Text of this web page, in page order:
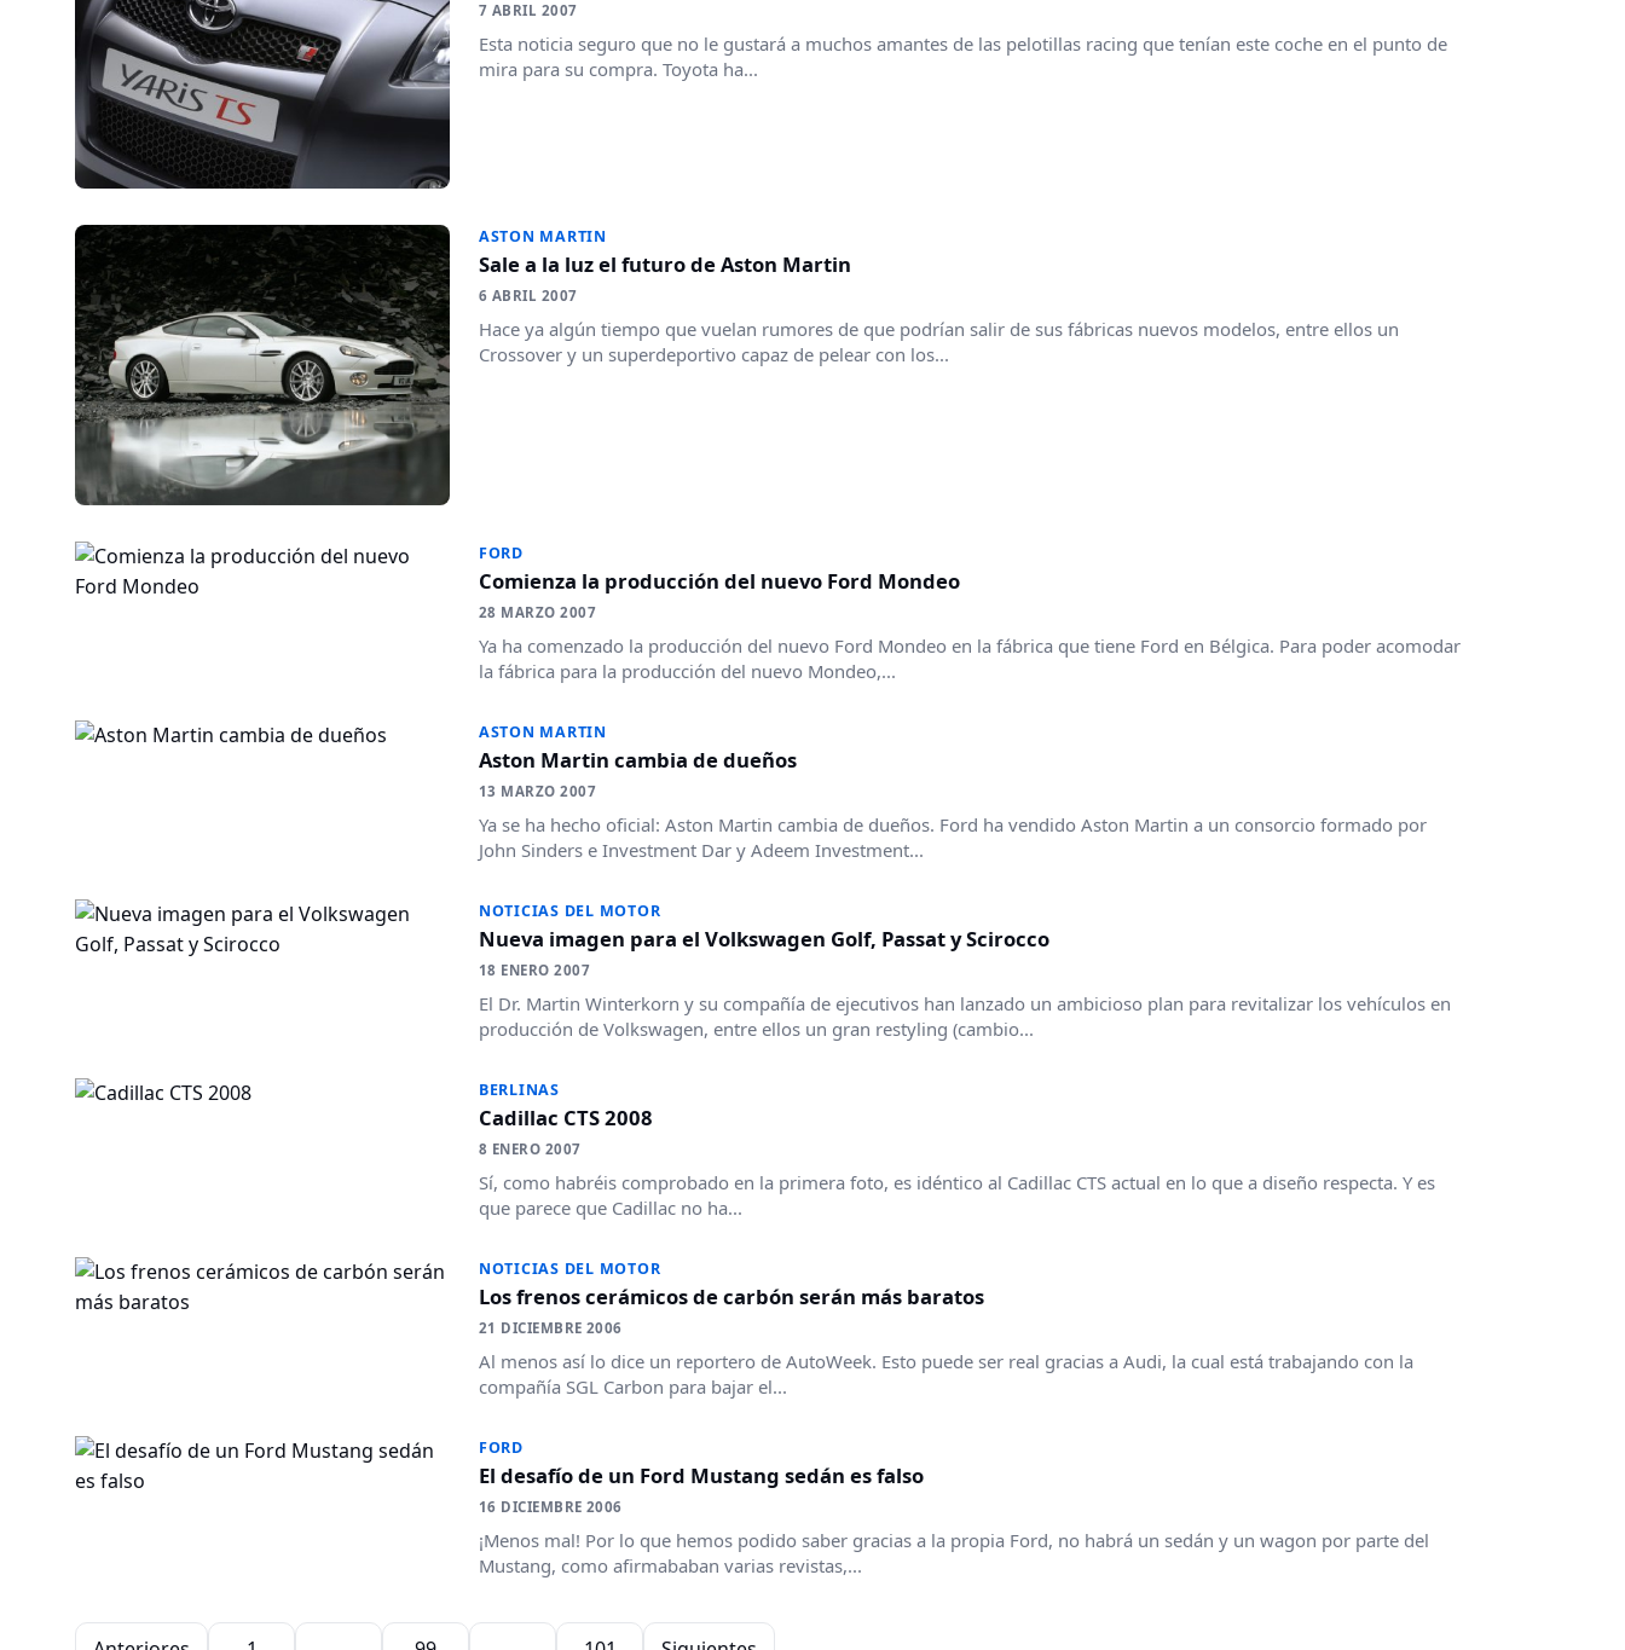
7 ABRIL 2007
Esta noticia seguro que no le gustará a muchos amantes de las pelotillas racing que tenían este coche en el punto de
mira para su compra. Toyota ha...
ASTON MARTIN
Sale a la luz el futuro de Aston Martin
6 ABRIL 2007
Hace ya algún tiempo que vuelan rumores de que podrían salir de sus fábricas nuevos modelos, entre ellos un
Crossover y un superdeportivo capaz de pelear con los...
FORD
Comienza la producción del nuevo Ford Mondeo
28 MARZO 2007
Ya ha comenzado la producción del nuevo Ford Mondeo en la fábrica que tiene Ford en Bélgica. Para poder acomodar
la fábrica para la producción del nuevo Mondeo,...
ASTON MARTIN
Aston Martin cambia de dueños
13 MARZO 2007
Ya se ha hecho oficial: Aston Martin cambia de dueños. Ford ha vendido Aston Martin a un consorcio formado por
John Sinders e Investment Dar y Adeem Investment...
NOTICIAS DEL MOTOR
Nueva imagen para el Volkswagen Golf, Passat y Scirocco
18 ENERO 2007
El Dr. Martin Winterkorn y su compañía de ejecutivos han lanzado un ambicioso plan para revitalizar los vehículos en
producción de Volkswagen, entre ellos un gran restyling (cambio...
BERLINAS
Cadillac CTS 2008
8 ENERO 2007
Sí, como habréis comprobado en la primera foto, es idéntico al Cadillac CTS actual en lo que a diseño respecta. Y es
que parece que Cadillac no ha...
NOTICIAS DEL MOTOR
Los frenos cerámicos de carbón serán más baratos
21 DICIEMBRE 2006
Al menos así lo dice un reportero de AutoWeek. Esto puede ser real gracias a Audi, la cual está trabajando con la
compañía SGL Carbon para bajar el...
FORD
El desafío de un Ford Mustang sedán es falso
16 DICIEMBRE 2006
¡Menos mal! Por lo que hemos podido saber gracias a la propia Ford, no habrá un sedán y un wagon por parte del
Mustang, como afirmababan varias revistas,...
Paginación de entradas